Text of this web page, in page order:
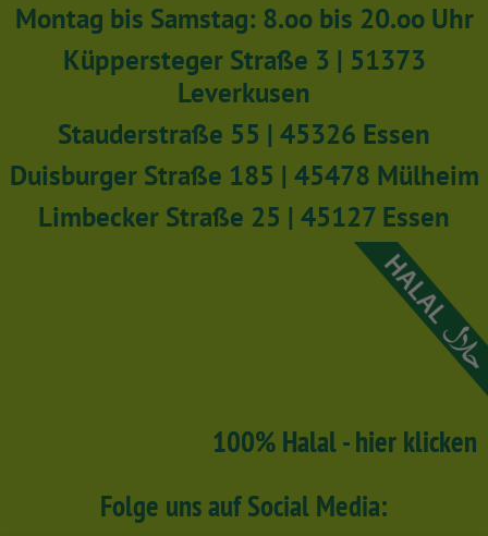
Montag bis Samstag: 8.oo bis 20.oo Uhr
Küppersteger Straße 3 | 51373
Leverkusen
Stauderstraße 55 | 45326 Essen
Duisburger Straße 185 | 45478 Mülheim
Limbecker Straße 25 | 45127 Essen
100% Halal - hier klicken
Folge uns auf Social Media: